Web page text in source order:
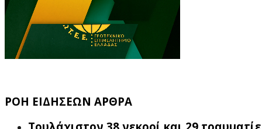
ΡΟΗ ΕΙΔΗΣΕΩΝ ΑΡΘΡΑ